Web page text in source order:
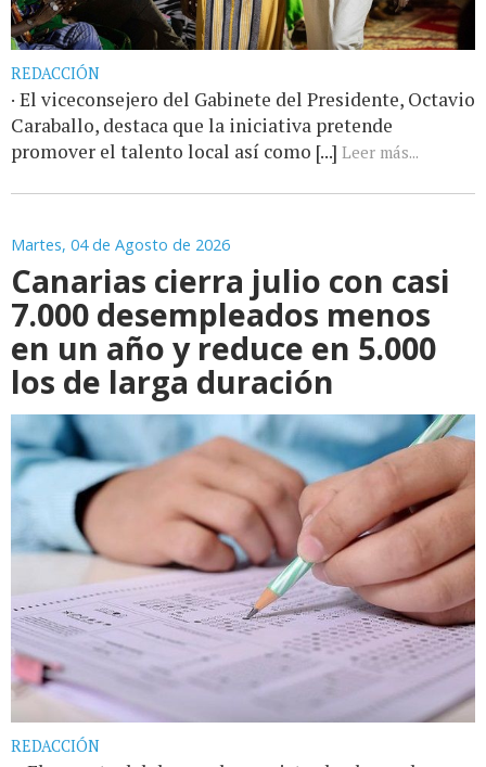
REDACCIÓN
· El viceconsejero del Gabinete del Presidente, Octavio
Caraballo, destaca que la iniciativa pretende
promover el talento local así como [...] Leer más...
Martes, 04 de Agosto de 2026
Canarias cierra julio con casi
7.000 desempleados menos
en un año y reduce en 5.000
los de larga duración
REDACCIÓN